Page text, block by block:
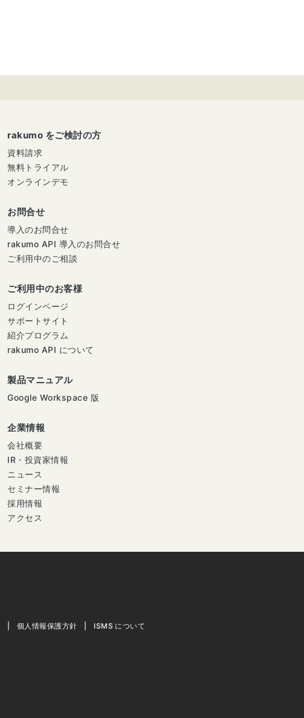
rakumo をご検討の方
資料請求
無料トライアル
オンラインデモ
お問合せ
導入のお問合せ
rakumo API 導入のお問合せ
ご利用中のご相談
ご利用中のお客様
ログインページ
サポートサイト
紹介プログラム
rakumo API について
製品マニュアル
Google Workspace 版
企業情報
会社概要
IR・投資家情報
ニュース
セミナー情報
採用情報
アクセス
個人情報保護方針 ISMS について